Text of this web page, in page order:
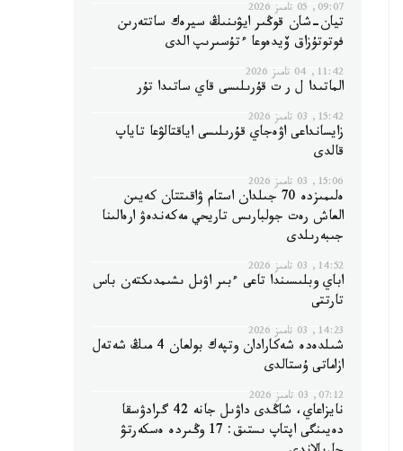
09:07, 05 تامىز 2026
تيان-شان قوڭىر ايۋىنىڭ سيرەك ساتتەرىن
فوتوتۇزاق ۆيدەوعا ءتۇسىرىپ الدى
11:42, 04 تامىز 2026
الماتىدا ل ر ت قۇرىلىسى قاي ساتىدا تۇر
15:42, 03 تامىز 2026
زايسانداعى اۋەجاي قۇرىلىسى اياقتالۋعا تاياپ
قالدى
15:06, 03 تامىز 2026
ەلىمىزدە 70 جىلدان استام ۋاقىتتان كەيىن
العاش رەت جولبارىس تاريحي مەكەندەۋ ارەالىنا
جىبەرىلدى
14:52, 03 تامىز 2026
اباي وبلىسىندا تاعى ءبىر اۋىل ىشىمدىكتەن باس
تارتتى
14:23, 03 تامىز 2026
شىلدەدە شەكارادان وتپەك بولعان 4 مىڭ شەتەل
ازاماتى ۇستالدى
07:12, 03 تامىز 2026
نايزاعاي، شاڭدى داۋىل جانە 42 گرادۋسقا
دەيىنگى اپتاپ ىستىق: 17 وڭىردە ەسكەرتۋ